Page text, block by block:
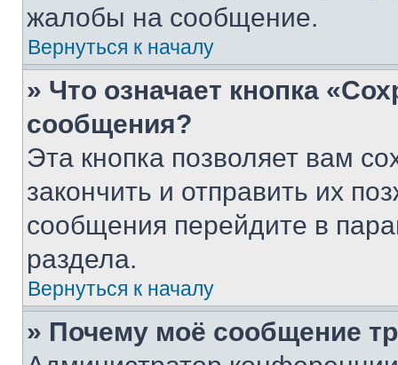
жалобы на сообщение.
Вернуться к началу
» Что означает кнопка
сообщения?
Эта кнопка позволяет вам
закончить и отправить их
сообщения перейдите в
раздела.
Вернуться к началу
» Почему моё сообщение